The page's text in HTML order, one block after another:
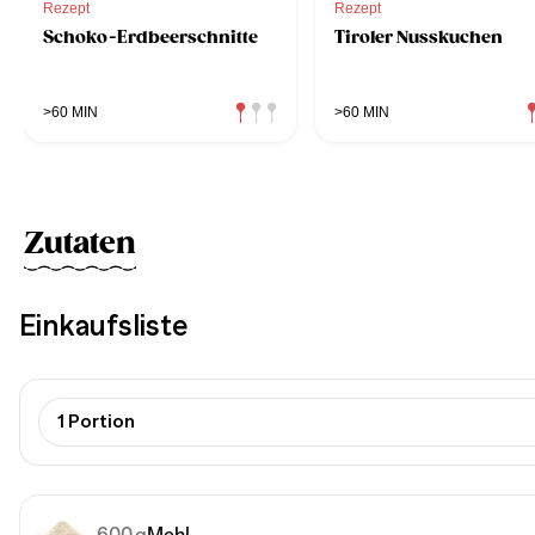
Rezept
Schoko-Erdbeerschnitte
>60 MIN
Rezept
Tiroler Nusskuchen
>60 MIN
Zutaten